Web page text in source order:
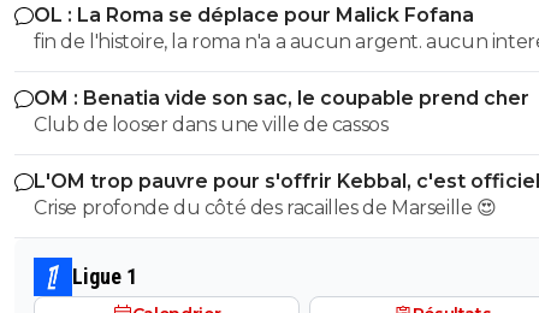
OL : La Roma se déplace pour Malick Fofana
fin de l'histoire, la roma n'a a aucun argent. aucun
evoquer cette piste a part des clics
OM : Benatia vide son sac, le coupable prend cher
Club de looser dans une ville de cassos
L'OM trop pauvre pour s'offrir Kebbal, c'est officiel
Crise profonde du côté des racailles de Marseille 😍
Ligue 1